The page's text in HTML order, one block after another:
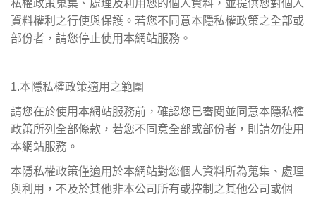
私權政策蒐集、處理及利用您的個人資料，並提供您對個人
資料權利之行使與保護。若您不同意本隱私權政策之全部或
部份者，請您停止使用本網站服務。
1.本隱私權政策適用之範圍
請您在於使用本網站服務前，確認您已審閱並同意本隱私權
政策所列全部條款，若您不同意全部或部份者，則請勿使用
本網站服務。
本隱私權政策僅適用於本網站對您個人資料所為蒐集、處理
與利用，不及於其他非本公司所有或控制之其他公司或個